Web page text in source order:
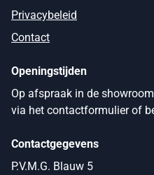
Privacybeleid
Contact
Openingstijden
Op afspraak in de
via het contactformulier of
Contactgegevens
P.V.M.G. Blauw 5